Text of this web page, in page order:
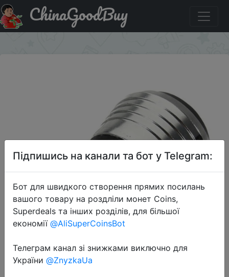
Знижка на Поворотный аэратор.
ChinaGoodBuy
Підпишись на канали та бот у Telegram:
Бот для швидкого створення прямих посилань
вашого товару на роздліли монет Coins,
Superdeals та інших розділів, для більшої
економії @AliSuperCoinsBot
Телеграм канал зі знижками виключно для
України @ZnyzkaUa